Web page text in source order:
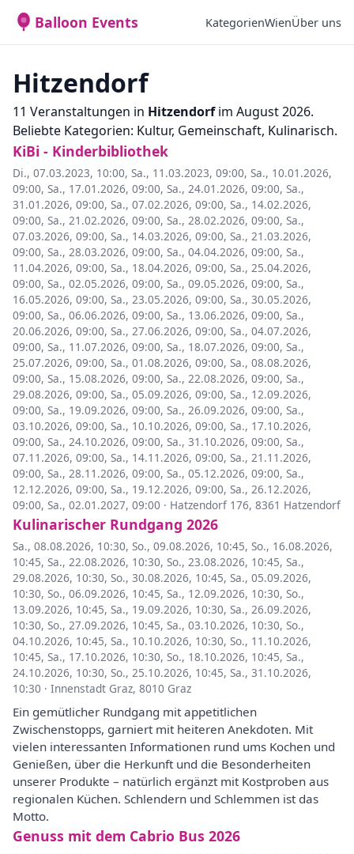
Balloon Events KategorienWienÜber uns
Hitzendorf
11 Veranstaltungen in Hitzendorfim August 2026.
Beliebte Kategorien: Kultur, Gemeinschaft, Kulinarisch.
KiBi - Kinderbibliothek
Di., 07.03.2023, 10:00, Sa., 11.03.2023, 09:00, Sa., 10.01.2026,
09:00, Sa., 17.01.2026, 09:00, Sa., 24.01.2026, 09:00, Sa.,
31.01.2026, 09:00, Sa., 07.02.2026, 09:00, Sa., 14.02.2026,
09:00, Sa., 21.02.2026, 09:00, Sa., 28.02.2026, 09:00, Sa.,
07.03.2026, 09:00, Sa., 14.03.2026, 09:00, Sa., 21.03.2026,
09:00, Sa., 28.03.2026, 09:00, Sa., 04.04.2026, 09:00, Sa.,
11.04.2026, 09:00, Sa., 18.04.2026, 09:00, Sa., 25.04.2026,
09:00, Sa., 02.05.2026, 09:00, Sa., 09.05.2026, 09:00, Sa.,
16.05.2026, 09:00, Sa., 23.05.2026, 09:00, Sa., 30.05.2026,
09:00, Sa., 06.06.2026, 09:00, Sa., 13.06.2026, 09:00, Sa.,
20.06.2026, 09:00, Sa., 27.06.2026, 09:00, Sa., 04.07.2026,
09:00, Sa., 11.07.2026, 09:00, Sa., 18.07.2026, 09:00, Sa.,
25.07.2026, 09:00, Sa., 01.08.2026, 09:00, Sa., 08.08.2026,
09:00, Sa., 15.08.2026, 09:00, Sa., 22.08.2026, 09:00, Sa.,
29.08.2026, 09:00, Sa., 05.09.2026, 09:00, Sa., 12.09.2026,
09:00, Sa., 19.09.2026, 09:00, Sa., 26.09.2026, 09:00, Sa.,
03.10.2026, 09:00, Sa., 10.10.2026, 09:00, Sa., 17.10.2026,
09:00, Sa., 24.10.2026, 09:00, Sa., 31.10.2026, 09:00, Sa.,
07.11.2026, 09:00, Sa., 14.11.2026, 09:00, Sa., 21.11.2026,
09:00, Sa., 28.11.2026, 09:00, Sa., 05.12.2026, 09:00, Sa.,
12.12.2026, 09:00, Sa., 19.12.2026, 09:00, Sa., 26.12.2026,
09:00, Sa., 02.01.2027, 09:00 · Hatzendorf 176, 8361 Hatzendorf
Kulinarischer Rundgang 2026
Sa., 08.08.2026, 10:30, So., 09.08.2026, 10:45, So., 16.08.2026,
10:45, Sa., 22.08.2026, 10:30, So., 23.08.2026, 10:45, Sa.,
29.08.2026, 10:30, So., 30.08.2026, 10:45, Sa., 05.09.2026,
10:30, So., 06.09.2026, 10:45, Sa., 12.09.2026, 10:30, So.,
13.09.2026, 10:45, Sa., 19.09.2026, 10:30, Sa., 26.09.2026,
10:30, So., 27.09.2026, 10:45, Sa., 03.10.2026, 10:30, So.,
04.10.2026, 10:45, Sa., 10.10.2026, 10:30, So., 11.10.2026,
10:45, Sa., 17.10.2026, 10:30, So., 18.10.2026, 10:45, Sa.,
24.10.2026, 10:30, So., 25.10.2026, 10:45, Sa., 31.10.2026,
10:30 · Innenstadt Graz, 8010 Graz
Ein gemütlicher Rundgang mit appetitlichen
Zwischenstopps, garniert mit heiteren Anekdoten. Mit
vielen interessanten Informationen rund ums Kochen und
Genießen, über die Herkunft und die Besonderheiten
unserer Produkte – natürlich ergänzt mit Kostproben aus
regionalen Küchen. Schlendern und Schlemmen ist das
Motto.
Genuss mit dem Cabrio Bus 2026